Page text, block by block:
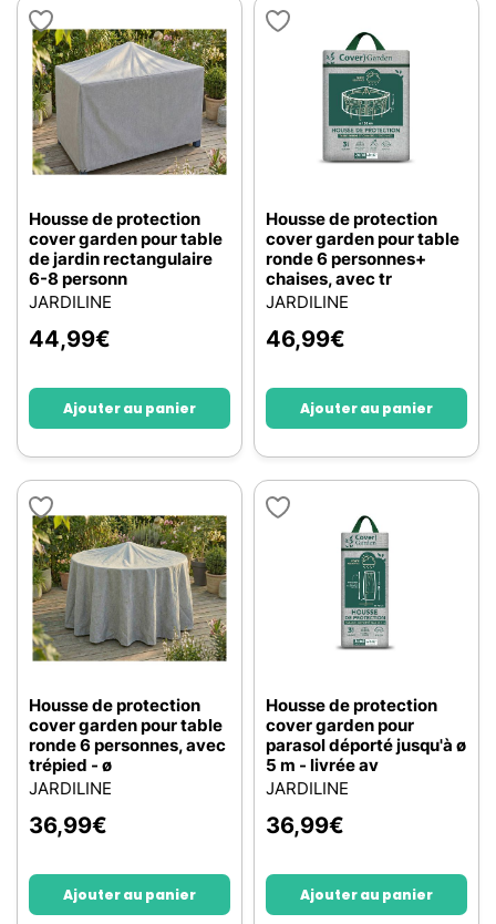
Housse de protection
cover garden pour table
de jardin rectangulaire
6-8 personn
JARDILINE
44,99€
Ajouter au panier
Housse de protection
cover garden pour table
ronde 6 personnes+
chaises, avec tr
JARDILINE
46,99€
Ajouter au panier
Housse de protection
cover garden pour table
ronde 6 personnes, avec
trépied - ø
JARDILINE
36,99€
Ajouter au panier
Housse de protection
cover garden pour
parasol déporté jusqu'à ø
5 m - livrée av
JARDILINE
36,99€
Ajouter au panier